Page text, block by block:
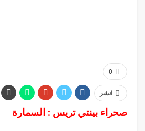
0
انشر
صحراء بينتي تريس : السمارة